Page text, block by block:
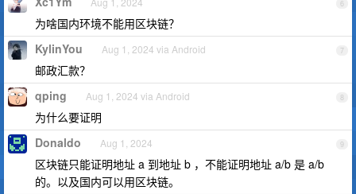
6
为啥国内环境不能用区块链？
7
KylinYou Aug 1, 2024 via Android
邮政汇款？
8
qping Aug 1, 2024 via Android
为什么要证明
9
Donaldo Aug 1, 2024
区块链只能证明地址 a 到地址 b ，不能证明地址 a/b 是 a/b
的。以及国内可以用区块链。